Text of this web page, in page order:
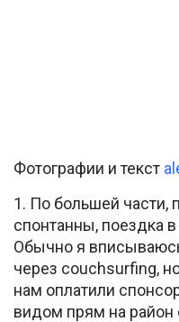
Фотографии и текст
1. По большей части,
спонтанны, поездка
Обычно я
через couchsurfing,
нам оплатили
видом прям на район